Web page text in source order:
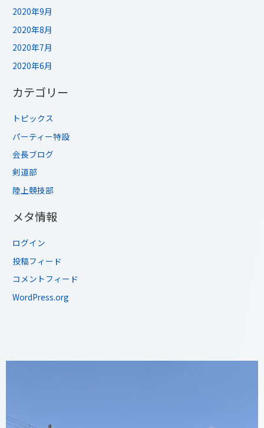
2020年9月
2020年8月
2020年7月
2020年6月
カテゴリー
トピックス
パーティー特設
会長ブログ
剣道部
陸上競技部
メタ情報
ログイン
投稿フィード
コメントフィード
WordPress.org